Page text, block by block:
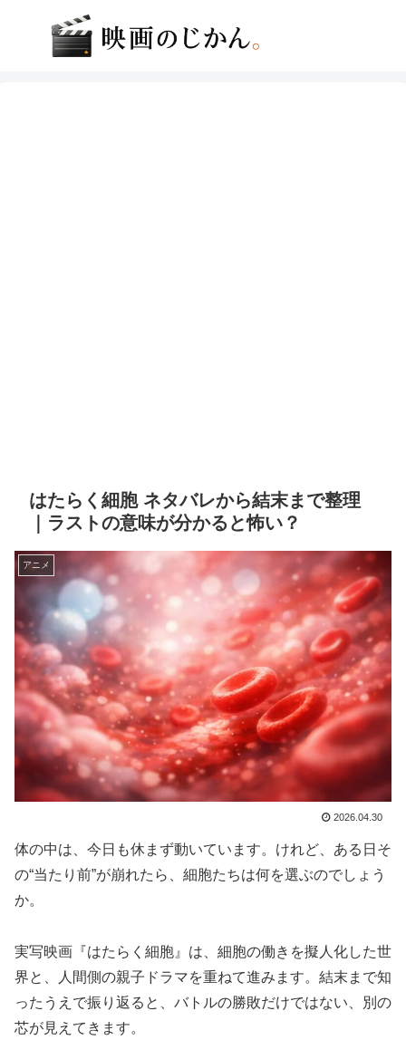
はたらく細胞 ネタバレから結末まで整理
｜ラストの意味が分かると怖い？
アニメ
2026.04.30
体の中は、今日も休まず動いています。けれど、ある日そ
の“当たり前”が崩れたら、細胞たちは何を選ぶのでしょう
か。
実写映画『はたらく細胞』は、細胞の働きを擬人化した世
界と、人間側の親子ドラマを重ねて進みます。結末まで知
ったうえで振り返ると、バトルの勝敗だけではない、別の
芯が見えてきます。